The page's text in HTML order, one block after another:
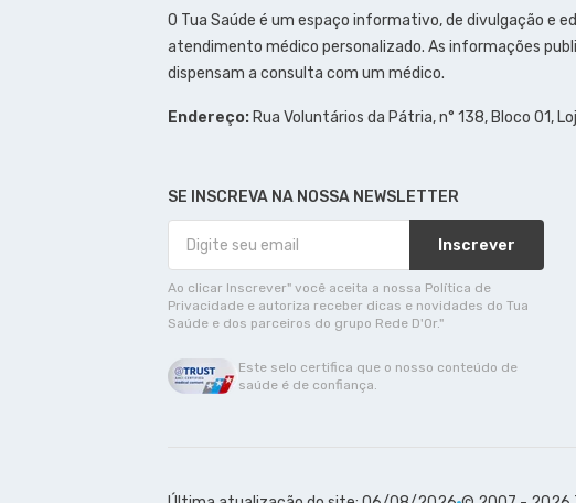
O Tua Saúde é um espaço informativo, de divulgação e
atendimento médico personalizado. As informações
dispensam a consulta com um médico.
Endereço: Rua Voluntários da Pátria, n° 138, Bloco 01,
SE INSCREVA NA NOSSA NEWSLETTER
Inscrever
Ao clicar Inscrever" você aceita a nossa Política de
Privacidade e autoriza receber dicas e novidades do Tua
Saúde e dos parceiros do grupo Rede D'Or."
Este selo certifica que o nosso conteúdo de
saúde é de confiança.